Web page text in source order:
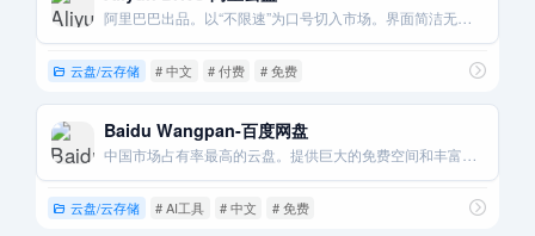
阿里巴巴出品。以“不限速”为口号切入市场。界面简洁无广告。
云盘/云存储 # 中文 # 付费 # 免费
Baidu Wangpan-百度网盘
中国市场占有率最高的云盘。提供巨大的免费空间和丰富的生态功能。
云盘/云存储 # AI工具 # 中文 # 免费